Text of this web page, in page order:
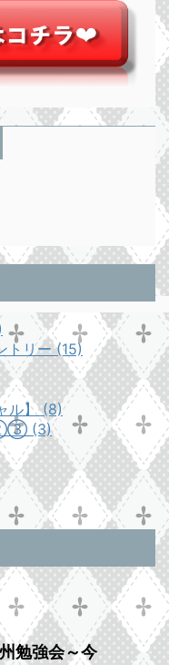
トリー (15)
ル】 (8)
(3)
勉強会～今